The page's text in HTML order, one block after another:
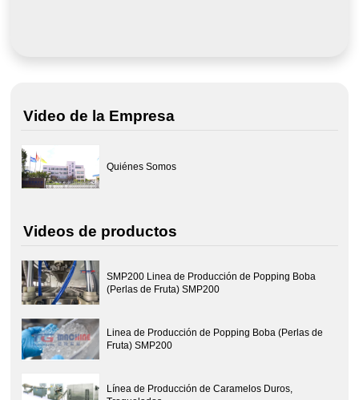
Video de la Empresa
Quiénes Somos
Videos de productos
SMP200 Linea de Producción de Popping Boba
(Perlas de Fruta) SMP200
Linea de Producción de Popping Boba (Perlas de
Fruta) SMP200
Línea de Producción de Caramelos Duros,